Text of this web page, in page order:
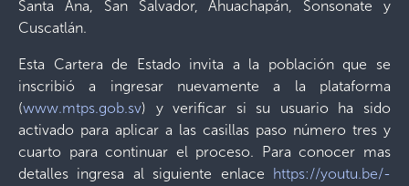
Santa Ana, San Salvador, Ahuachapán, Sonsonate y
Cuscatlán.
Esta Cartera de Estado invita a la población que se
inscribió a ingresar nuevamente a la plataforma
(www.mtps.gob.sv) y verificar si su usuario ha sido
activado para aplicar a las casillas paso número tres y
cuarto para continuar el proceso. Para conocer mas
detalles ingresa al siguiente enlace https://youtu.be/-